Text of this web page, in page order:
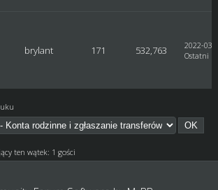
brylant 171 532,763
2022-03-
Ostatni
ten wątek: 1 gości